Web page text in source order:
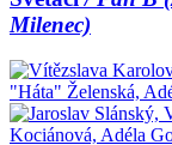
Milenec)